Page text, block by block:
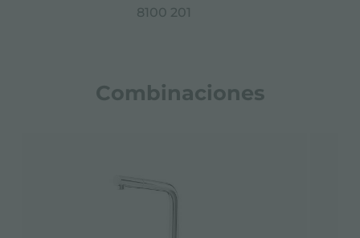
8100 201
Combinaciones